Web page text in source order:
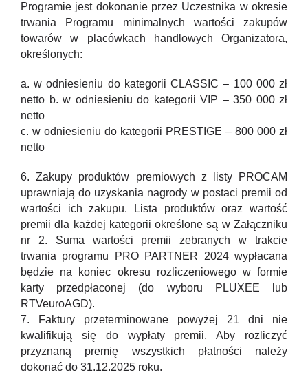
Programie jest dokonanie przez Uczestnika w okresie
trwania Programu minimalnych wartości zakupów
towarów w placówkach handlowych Organizatora,
określonych:
a. w odniesieniu do kategorii CLASSIC – 100 000 zł
netto b. w odniesieniu do kategorii VIP – 350 000 zł
netto
c. w odniesieniu do kategorii PRESTIGE – 800 000 zł
netto
6. Zakupy produktów premiowych z listy PROCAM
uprawniają do uzyskania nagrody w postaci premii od
wartości ich zakupu. Lista produktów oraz wartość
premii dla każdej kategorii określone są w Załączniku
nr 2. Suma wartości premii zebranych w trakcie
trwania programu PRO PARTNER 2024 wypłacana
będzie na koniec okresu rozliczeniowego w formie
karty przedpłaconej (do wyboru PLUXEE lub
RTVeuroAGD).
7. Faktury przeterminowane powyżej 21 dni nie
kwalifikują się do wypłaty premii. Aby rozliczyć
przyznaną premię wszystkich płatności należy
dokonać do 31.12.2025 roku.